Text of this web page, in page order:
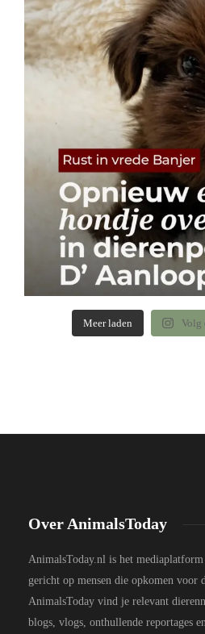
Meer laden Volg
Over AnimalsToday
AnimalsToday.nl is het
gericht op mensen die opkomen voor
AnimalsToday vind je relevant
blogs, vlogs, onthullende reportages